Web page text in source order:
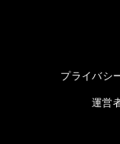
プライバシ
運営